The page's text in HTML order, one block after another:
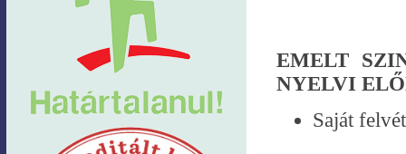
EMELT
NYELVI
Saját